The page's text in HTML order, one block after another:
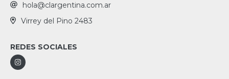
hola@clargentina.com.ar
Virrey del Pino 2483
REDES SOCIALES